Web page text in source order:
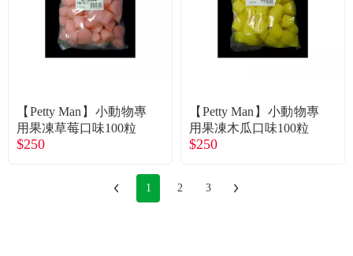
【Petty Man】小動物專
用果凍草莓口味100粒
$250
【Petty Man】小動物專
用果凍木瓜口味100粒
$250
1 2 3